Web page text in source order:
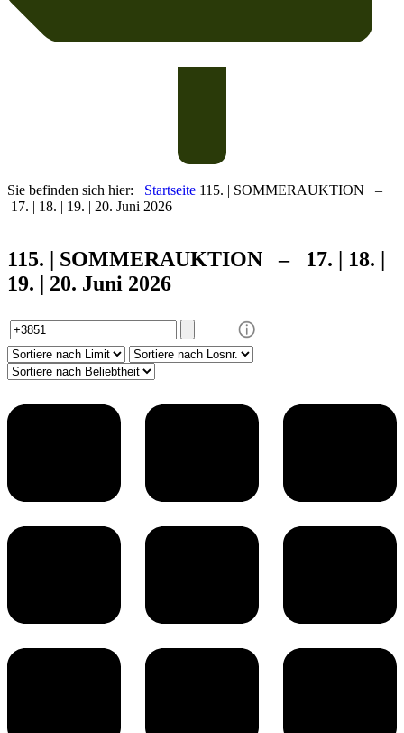
Sie befinden sich hier: Startseite 115. | SOMMERAUKTION –
17. | 18. | 19. | 20. Juni 2026
115. | SOMMERAUKTION – 17. | 18. |
19. | 20. Juni 2026